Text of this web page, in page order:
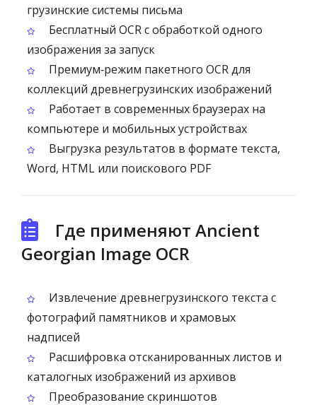
грузинские системы письма
Бесплатный OCR с обработкой одного
изображения за запуск
Премиум‑режим пакетного OCR для
коллекций древнегрузинских изображений
Работает в современных браузерах на
компьютере и мобильных устройствах
Выгрузка результатов в формате текста,
Word, HTML или поискового PDF
Где применяют Ancient
Georgian Image OCR
Извлечение древнегрузинского текста с
фотографий памятников и храмовых
надписей
Расшифровка отсканированных листов и
каталогных изображений из архивов
Преобразование скриншотов